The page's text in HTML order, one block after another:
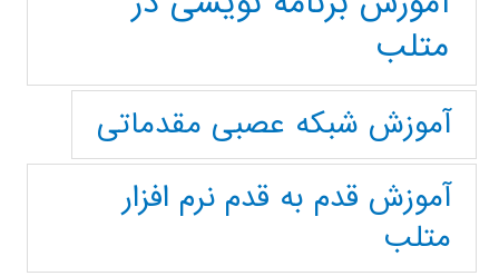
متلب
آموزش شبکه عصبی مقدماتی
آموزش قدم به قدم نرم افزار
متلب